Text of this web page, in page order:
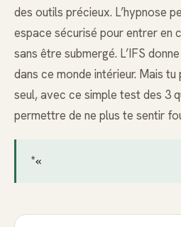
des outils précieux. L’hypnose
espace sécurisé pour entrer en
sans être submergé. L’IFS
dans ce monde intérieur. Mais
seul, avec ce simple test des 3
permettre de ne plus te sentir
*«